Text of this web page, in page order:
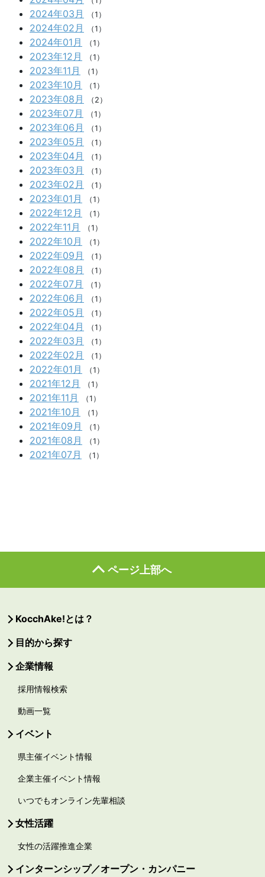
2024年03月 （1）
2024年02月 （1）
2024年01月 （1）
2023年12月 （1）
2023年11月 （1）
2023年10月 （1）
2023年08月 （2）
2023年07月 （1）
2023年06月 （1）
2023年05月 （1）
2023年04月 （1）
2023年03月 （1）
2023年02月 （1）
2023年01月 （1）
2022年12月 （1）
2022年11月 （1）
2022年10月 （1）
2022年09月 （1）
2022年08月 （1）
2022年07月 （1）
2022年06月 （1）
2022年05月 （1）
2022年04月 （1）
2022年03月 （1）
2022年02月 （1）
2022年01月 （1）
2021年12月 （1）
2021年11月 （1）
2021年10月 （1）
2021年09月 （1）
2021年08月 （1）
2021年07月 （1）
ページ上部へ
KocchAke!とは？
目的から探す
企業情報
採用情報検索
動画一覧
イベント
県主催イベント情報
企業主催イベント情報
いつでもオンライン先輩相談
女性活躍
女性の活躍推進企業
インターンシップ／オープン・カンパニー